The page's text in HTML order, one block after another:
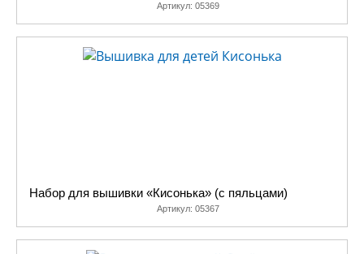
Артикул: 05369
Набор для вышивки «Кисонька» (с пяльцами)
Артикул: 05367